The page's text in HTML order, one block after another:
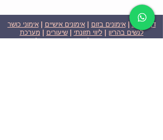
דף הבית|אימונים בזום |אימונים אישיים |אימוני כושר
לנשים בהריון |ליווי תזונתי |שיעורים | מערכת
שבועית-אימונים בזום|תוכניות ומחירים|סרטוני